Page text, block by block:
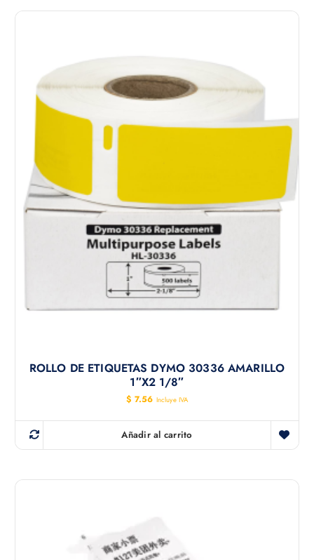
ROLLO DE ETIQUETAS DYMO 30336 AMARILLO
1″x2 1/8″
$ 7.56 Incluye IVA
Añadir al carrito